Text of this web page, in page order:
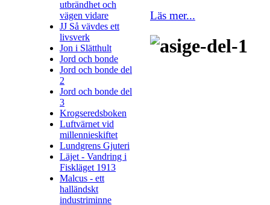
utbrändhet och
vägen vidare
JJ Så vävdes ett
livsverk
Jon i Slätthult
Jord och bonde
Jord och bonde del
2
Jord och bonde del
3
Krogseredsboken
Luftvärnet vid
millennieskiftet
Lundgrens Gjuteri
Läjet - Vandring i
Fiskläget 1913
Malcus - ett
halländskt
industriminne
Läs mer...